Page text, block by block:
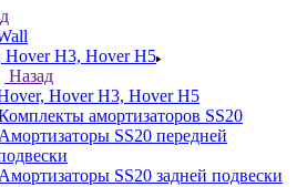
Hover H3, Hover H5
Назад
Hover H3, Hover H5
амортизаторов SS20
Амортизаторы SS20 передней
Амортизаторы SS20 задней подвески